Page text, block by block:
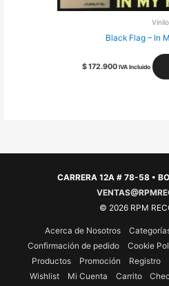
Vinilo
Black Flag – In
$172.900 IVA Incluido
CARRERA 12A # 78-58 •
© 2026 RPM
Acerca de Nosotros
Confirmación de pedido
Cookie
Productos
Promoción Registro
Wishlist
Mi Cuenta Carrito